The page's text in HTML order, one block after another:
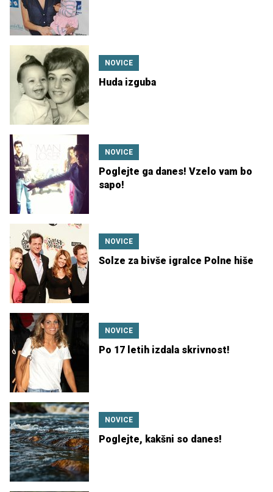
NOVICE
Huda izguba
NOVICE
Poglejte ga danes! Vzelo vam bo
sapo!
NOVICE
Solze za bivše igralce Polne hiše
NOVICE
Po 17 letih izdala skrivnost!
NOVICE
Poglejte, kakšni so danes!